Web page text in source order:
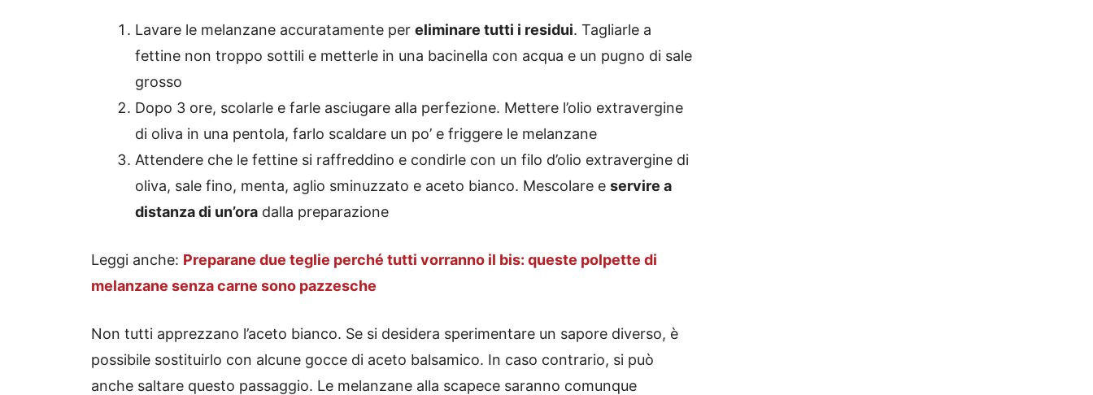
Lavare le melanzane accuratamente per eliminare tutti i residui. Tagliarle a
fettine non troppo sottili e metterle in una bacinella con acqua e un pugno di sale
grosso
Dopo 3 ore, scolarle e farle asciugare alla perfezione. Mettere l’olio extravergine
di oliva in una pentola, farlo scaldare un po’ e friggere le melanzane
Attendere che le fettine si raffreddino e condirle con un filo d’olio extravergine di
oliva, sale fino, menta, aglio sminuzzato e aceto bianco. Mescolare e servire a
distanza di un’ora dalla preparazione
Leggi anche: Preparane due teglie perché tutti vorranno il bis: queste polpette di
melanzane senza carne sono pazzesche
Non tutti apprezzano l’aceto bianco. Se si desidera sperimentare un sapore diverso, è
possibile sostituirlo con alcune gocce di aceto balsamico. In caso contrario, si può
anche saltare questo passaggio. Le melanzane alla scapece saranno comunque